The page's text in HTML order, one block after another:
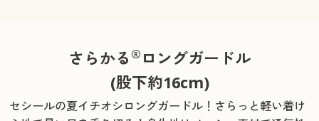
さらかる ® ロングガードル
(股下約16cm)
セシールの夏イチオシロングガードル！さらっと軽い着け